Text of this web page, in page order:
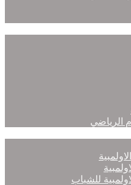
الرياضي
للشباب